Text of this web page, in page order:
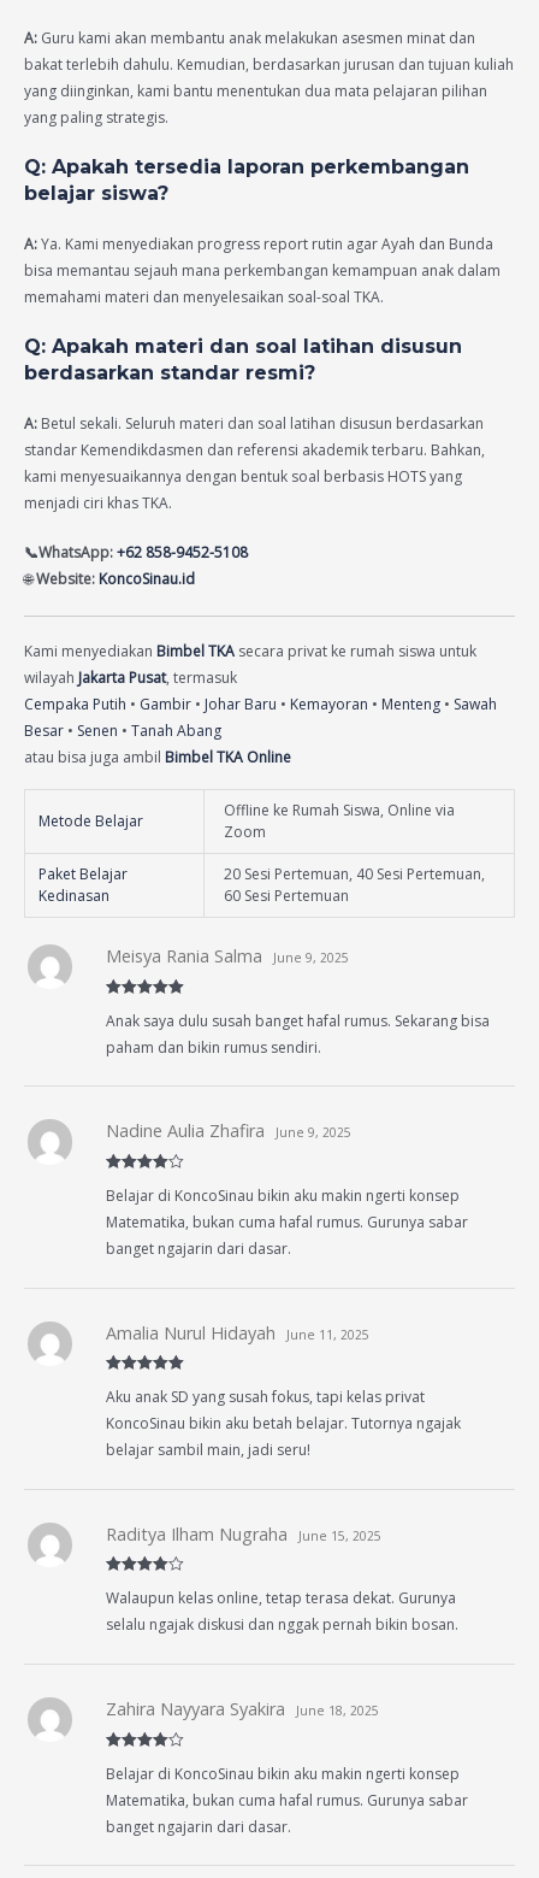
A: Guru kami akan membantu anak melakukan asesmen minat dan
bakat terlebih dahulu. Kemudian, berdasarkan jurusan dan tujuan kuliah
yang diinginkan, kami bantu menentukan dua mata pelajaran pilihan
yang paling strategis.
Q: Apakah tersedia laporan perkembangan
belajar siswa?
A:Ya. Kami menyediakan progress report rutin agar Ayah dan Bunda
bisa memantau sejauh mana perkembangan kemampuan anak dalam
memahami materi dan menyelesaikan soal-soal TKA.
Q: Apakah materi dan soal latihan disusun
berdasarkan standar resmi?
A: Betul sekali. Seluruh materi dan soal latihan disusun berdasarkan
standar Kemendikdasmen dan referensi akademik terbaru. Bahkan,
kami menyesuaikannya dengan bentuk soal berbasis HOTS yang
menjadi ciri khas TKA.
📞WhatsApp:+62 858-9452-5108
🌐Website: KoncoSinau.id
Kami menyediakan Bimbel TKA secara privat ke rumah siswa untuk
wilayah Jakarta Pusat, termasuk
Cempaka Putih • Gambir • Johar Baru • Kemayoran • Menteng • Sawah
Besar • Senen • Tanah Abang
atau bisa juga ambil Bimbel TKA Online
Metode Belajar
Offline ke Rumah Siswa, Online via
Zoom
Paket Belajar
Kedinasan
20 Sesi Pertemuan, 40 Sesi Pertemuan,
60 Sesi Pertemuan
of 5
Meisya Rania Salma June 9, 2025
Anak saya dulu susah banget hafal rumus. Sekarang bisa
paham dan bikin rumus sendiri.
out of 5
Nadine Aulia Zhafira June 9, 2025
Belajar di KoncoSinau bikin aku makin ngerti konsep
Matematika, bukan cuma hafal rumus. Gurunya sabar
banget ngajarin dari dasar.
of 5
Amalia Nurul Hidayah June 11, 2025
Aku anak SD yang susah fokus, tapi kelas privat
KoncoSinau bikin aku betah belajar. Tutornya ngajak
belajar sambil main, jadi seru!
out of 5
Raditya Ilham Nugraha June 15, 2025
Walaupun kelas online, tetap terasa dekat. Gurunya
selalu ngajak diskusi dan nggak pernah bikin bosan.
out of 5
Zahira Nayyara Syakira June 18, 2025
Belajar di KoncoSinau bikin aku makin ngerti konsep
Matematika, bukan cuma hafal rumus. Gurunya sabar
banget ngajarin dari dasar.